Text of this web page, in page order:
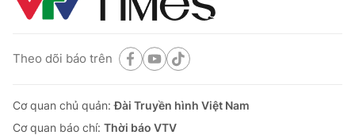
Theo dõi báo trên
Cơ quan chủ quản:Đài Truyền hình Việt Nam
Cơ quan báo chí: Thời báo VTV